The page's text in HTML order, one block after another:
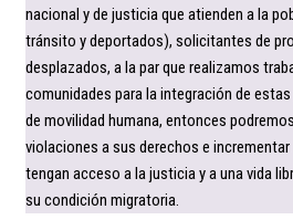
nacional y de justicia que atienden a la
tránsito y deportados), solicitantes de
desplazados, a la par que realizamos
comunidades para la integración de
de movilidad humana, entonces
violaciones a sus derechos e
tengan acceso a la justicia y a una vida
su condición migratoria.